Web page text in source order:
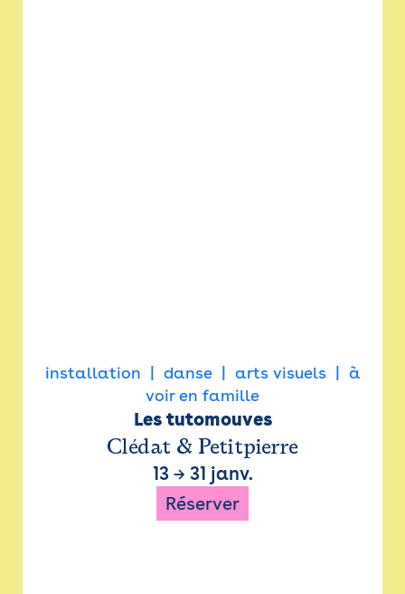
installation danse arts visuels
à
voir en famille
Les tutomouves
Clédat & Petitpierre
13→ 31 janv.
Réserver